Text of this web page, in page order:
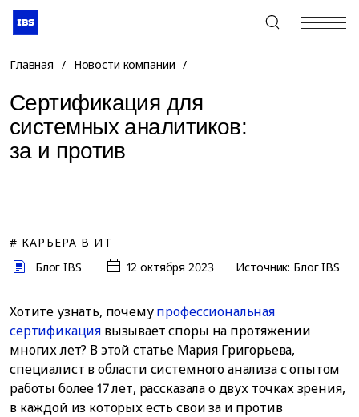
+7 (495) 967-80-80
Главная / Новости компании /
Сертификация для
системных аналитиков:
за и против
# КАРЬЕРА В ИТ
Блог IBS
12 октября 2023 Источник: Блог IBS
Хотите узнать, почемупрофессиональная
сертификация вызывает споры на протяжении
многих лет? В этой статье Мария Григорьева,
специалист в области системного анализа с опытом
работы более 17 лет, рассказала о двух точках зрения,
в каждой из которых есть свои за и против